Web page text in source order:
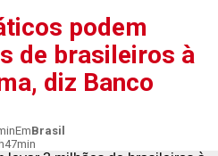
podem
de brasileiros à
diz Banco
EmBrasil